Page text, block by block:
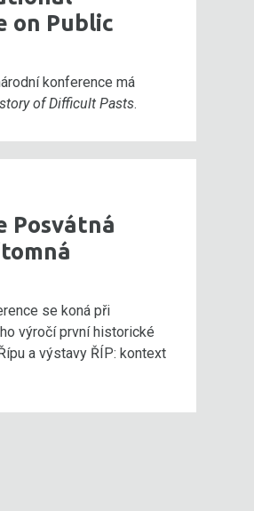
on Public
konference má
of Difficult Pasts.
Posvátná
se koná při
výročí první historické
a výstavy ŘÍP: kontext